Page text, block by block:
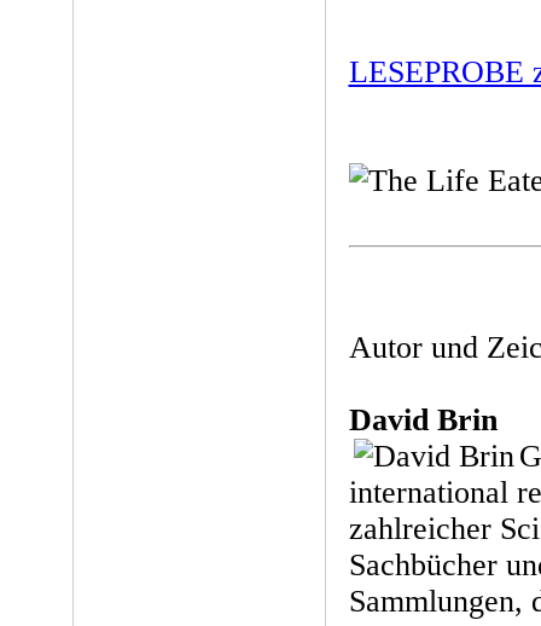
LESEPROBE
Autor und
David Brin
international
zahlreicher
Sachbücher
Sammlungen,